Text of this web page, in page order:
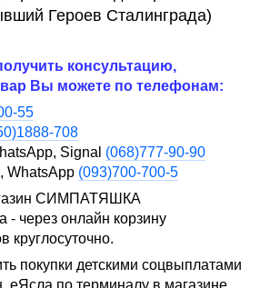
Героев Сталинграда)
консультацию,
Вы можете по телефонам:
55
708
Signal (068)777-90-90
WhatsApp (093)700-700-5
СИМПАТЯШКА
- через онлайн корзину
круглосуточно.
покупки детскими соцвыплатами
еЯсла по терминалу в магазине